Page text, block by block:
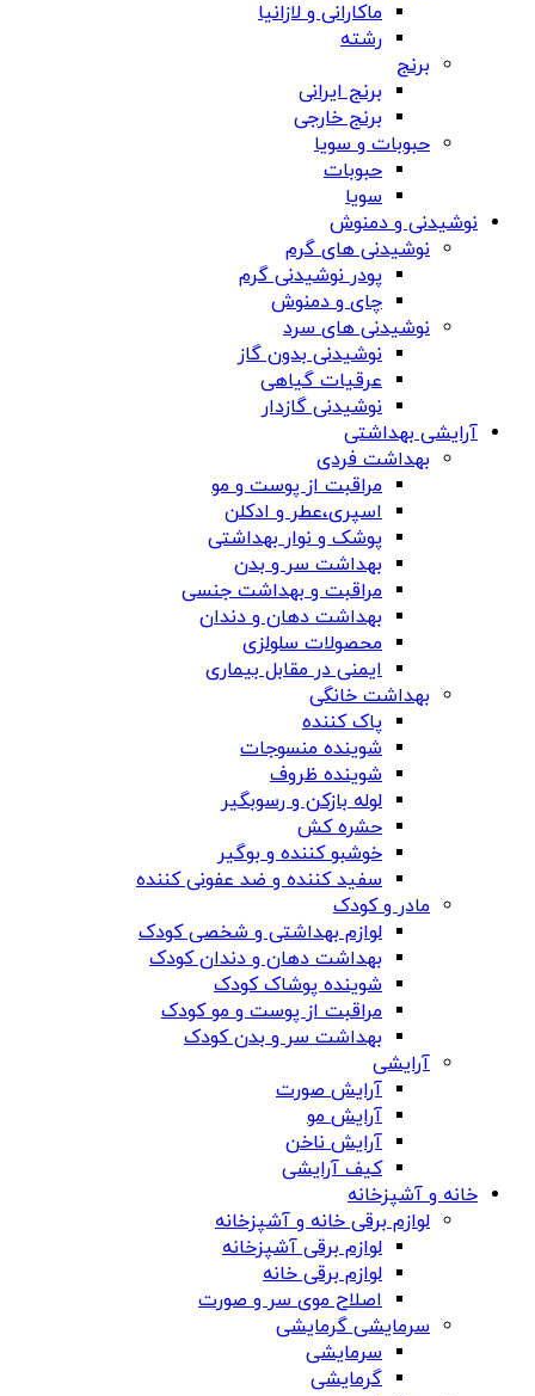
ماکارانی و لازانیا
رشته
برنج
برنج ایرانی
برنج خارجی
حبوبات و سویا
حبوبات
سویا
نوشیدنی و دمنوش
نوشیدنی های گرم
پودر نوشیدنی گرم
چای و دمنوش
نوشیدنی های سرد
نوشیدنی بدون گاز
عرقیات گیاهی
نوشیدنی گازدار
آرایشی بهداشتی
بهداشت فردی
مراقبت از پوست و مو
اسپری،عطر و ادکلن
پوشک و نوار بهداشتی
بهداشت سر و بدن
مراقبت و بهداشت جنسی
بهداشت دهان و دندان
محصولات سلولزی
ایمنی در مقابل بیماری
بهداشت خانگی
پاک کننده
شوینده منسوجات
شوینده ظروف
لوله بازکن و رسوبگیر
حشره کش
خوشبو کننده و بوگیر
سفید کننده و ضد عفونی کننده
مادر و کودک
لوازم بهداشتی و شخصی کودک
بهداشت دهان و دندان کودک
شوینده پوشاک کودک
مراقبت از پوست و مو کودک
بهداشت سر و بدن کودک
آرایشی
آرایش صورت
آرایش مو
آرایش ناخن
کیف آرایشی
خانه و آشپزخانه
لوازم برقی خانه و آشپزخانه
لوازم برقی آشپزخانه
لوازم برقی خانه
اصلاح موی سر و صورت
سرمایشی گرمایشی
سرمایشی
گرمایشی